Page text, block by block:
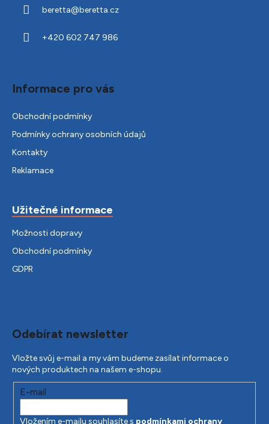
beretta@beretta.cz
+420 602 747 986
Informace pro vás
Obchodní podmínky
Podmínky ochrany osobních údajů
Kontakty
Reklamace
Užitečné informace
Možnosti dopravy
Obchodní podmínky
GDPR
Odebírat newsletter
Vložte svůj e-mail a my vám budeme zasílat informace o
nových produktech na našem e-shopu.
E-mail
Vložením e-mailu souhlasíte s podmínkami ochrany